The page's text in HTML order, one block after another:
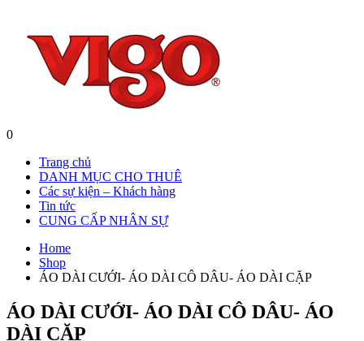
0
Trang chủ
DANH MỤC CHO THUÊ
Các sự kiện – Khách hàng
Tin tức
CUNG CẤP NHÂN SỰ
Home
Shop
ÁO DÀI CƯỚI- ÁO DÀI CÔ DÂU- ÁO DÀI CẶP
ÁO DÀI CƯỚI- ÁO DÀI CÔ DÂU- ÁO
DÀI CẶP